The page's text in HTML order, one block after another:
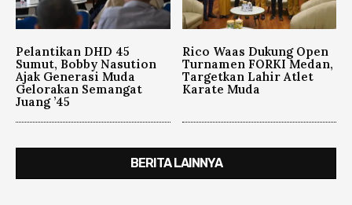
Pelantikan DHD 45
Sumut, Bobby Nasution
Ajak Generasi Muda
Gelorakan Semangat
Juang ’45
Rico Waas Dukung Open
Turnamen FORKI Medan,
Targetkan Lahir Atlet
Karate Muda
BERITA LAINNYA